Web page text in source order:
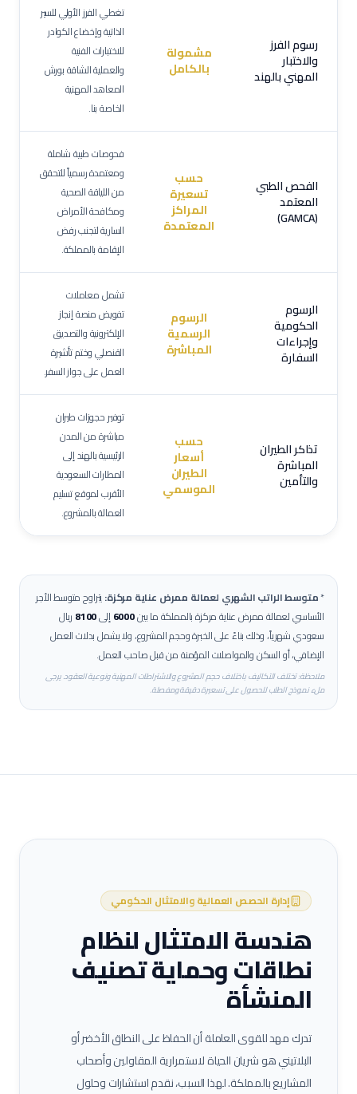
رسوم الفرز
والاختبار
المهني بالهند
مشمولة
بالكامل
تغطي الفرز الأولي للسير
الذاتية وإخضاع الكوادر
للاختبارات الفنية
والعملية الشاقة بورش
المعاهد المهنية
الخاصة بنا.
الفحص الطبي
المعتمد
(GAMCA)
حسب
تسعيرة
المراكز
المعتمدة
فحوصات طبية شاملة
ومعتمدة رسمياً للتحقق
من اللياقة الصحية
ومكافحة الأمراض
السارية لتجنب رفض
الإقامة بالمملكة.
الرسوم
الحكومية
وإجراءات
السفارة
الرسوم
الرسمية
المباشرة
تشمل معاملات
تفويض منصة إنجاز
الإلكترونية والتصديق
القنصلي وختم تأشيرة
العمل على جواز السفر.
تذاكر الطيران
المباشرة
والتأمين
حسب
أسعار
الطيران
الموسمي
توفير حجوزات طيران
مباشرة من المدن
الرئيسية بالهند إلى
المطارات السعودية
الأقرب لموقع تسليم
العمالة بالمشروع.
*متوسط الراتب الشهري لعمالة ممرض عناية مركزة:يتراوح متوسط الأجر
الأساسي لعمالةممرض عناية مركزةبالمملكة ما بين6000إلى8100 ريال
سعودي شهرياً، وذلك بناءً على الخبرة وحجم المشروع، ولا يشمل بدلات العمل
الإضافي، أو السكن والمواصلات المؤمنة من قبل صاحب العمل.
ملاحظة: تختلف التكاليف باختلاف حجم المشروع والاشتراطات المهنية ونوعية العقود. يرجى
ملء نموذج الطلب للحصول على تسعيرة دقيقة ومفصلة.
إدارة الحصص العمالية والامتثال الحكومي
هندسة الامتثال لنظام
نطاقات وحماية تصنيف
المنشأة
تدرك مهد للقوى العاملة أن الحفاظ على النطاق الأخضر أو
البلاتيني هو شريان الحياة لاستمرارية المقاولين وأصحاب
المشاريع بالمملكة. لهذا السبب، نقدم استشارات وحلول